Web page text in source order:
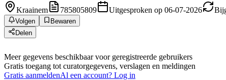
Kraainem 785805809 Uitgesproken op 06-07-2026
Volgen
Bewaren
Delen
Meer gegevens beschikbaar voor geregistreerde gebruikers
Gratis toegang tot curatorgegevens, verslagen en meldingen
Gratis aanmeldenAl een account? Log in